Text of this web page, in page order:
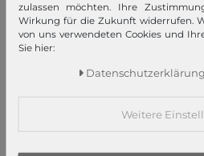
VALENTINO
Estro Credit Card Case Navy
37,25 €
2 3
zulassen möchten. Ihre
Wirkung für die Zukunft widerrufen.
von uns verwendeten Cookies und
Sie hier:
Daten­schutz­erklärung
Weitere